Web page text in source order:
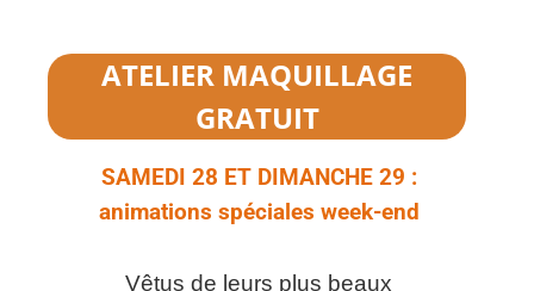
ATELIER MAQUILLAGE
GRATUIT
SAMEDI 28 ET DIMANCHE 29 :
animations spéciales week-end
Vêtus de leurs plus beaux